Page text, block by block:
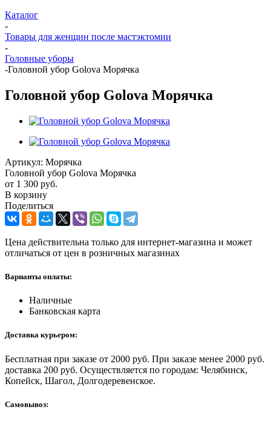
Каталог
-
Товары для женщин после мастэктомии
-
Головные уборы
-Головной убор Golova Морячка
Головной убор Golova Морячка
Артикул: Морячка
Головной убор Golova Морячка
от 1 300 руб.
В корзину
Поделиться
Цена действительна только для интернет-магазина и может
отличаться от цен в розничных магазинах
Варианты оплаты:
Наличные
Банковская карта
Доставка курьером:
Бесплатная при заказе от 2000 руб. При заказе менее 2000 руб.
доставка 200 руб. Осуществляется по городам: Челябинск,
Копейск, Шагол, Долгодеревенское.
Самовывоз: